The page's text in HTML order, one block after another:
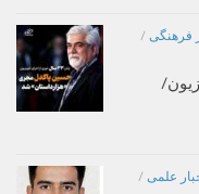
فرهنگی /
در تلویزیون/
علمی /